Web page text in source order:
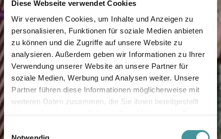
Diese Webseite verwendet Cookies
Wir verwenden Cookies, um Inhalte und Anzeigen zu
personalisieren, Funktionen für soziale Medien anbieten
zu können und die Zugriffe auf unsere Website zu
analysieren. Außerdem geben wir Informationen zu Ihrer
Verwendung unserer Website an unsere Partner für
soziale Medien, Werbung und Analysen weiter. Unsere
Partner führen diese Informationen möglicherweise mit
weiteren Daten zusammen, die Sie ihnen bereitgestellt
Einwilligungsauswahl